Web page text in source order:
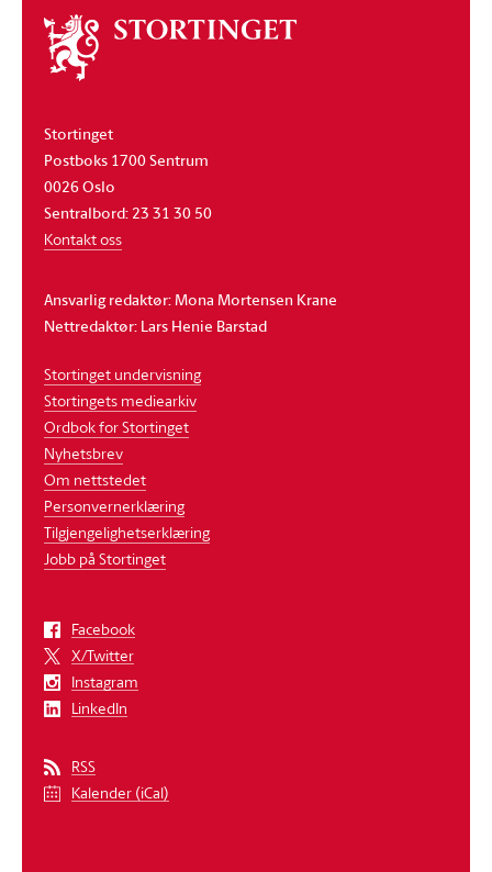
Om
stortinget
Stortinget
Postboks 1700 Sentrum
0026 Oslo
Sentralbord: 23 31 30 50
Kontakt oss
Ansvarlig redaktør: Mona Mortensen Krane
Nettredaktør: Lars Henie Barstad
Stortinget undervisning
Stortingets mediearkiv
Ordbok for Stortinget
Nyhetsbrev
Om nettstedet
Personvernerklæring
Tilgjengelighetserklæring
Jobb på Stortinget
Facebook
X/Twitter
Instagram
LinkedIn
RSS
Kalender (iCal)